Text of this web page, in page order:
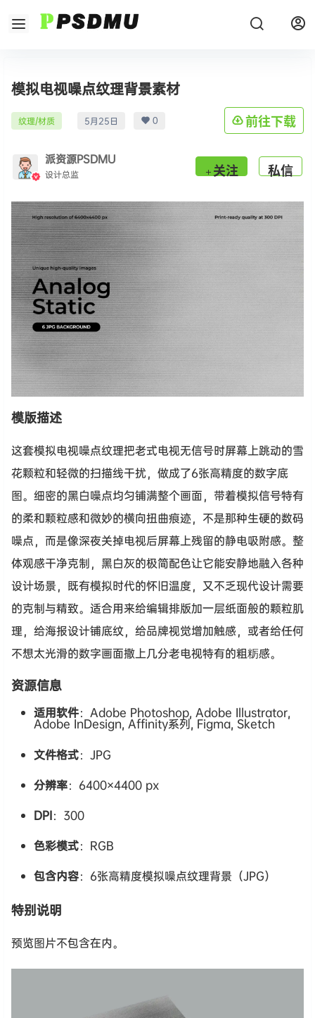
模拟电视噪点纹理背景素材
纹理/材质 5月25日 0 前往下载
派资源PSDMU
设计总监 关注 私信
模版描述
这套模拟电视噪点纹理把老式电视无信号时屏幕上跳动的雪
花颗粒和轻微的扫描线干扰，做成了6张高精度的数字底
图。细密的黑白噪点均匀铺满整个画面，带着模拟信号特有
的柔和颗粒感和微妙的横向扭曲痕迹，不是那种生硬的数码
噪点，而是像深夜关掉电视后屏幕上残留的静电吸附感。整
体观感干净克制，黑白灰的极简配色让它能安静地融入各种
设计场景，既有模拟时代的怀旧温度，又不乏现代设计需要
的克制与精致。适合用来给编辑排版加一层纸面般的颗粒肌
理，给海报设计铺底纹，给品牌视觉增加触感，或者给任何
不想太光滑的数字画面撒上几分老电视特有的粗粝感。
资源信息
适用软件：Adobe Photoshop, Adobe Illustrator,
Adobe InDesign, Affinity系列, Figma, Sketch
文件格式：JPG
分辨率：6400×4400 px
DPI：300
色彩模式：RGB
包含内容：6张高精度模拟噪点纹理背景（JPG）
特别说明
预览图片不包含在内。